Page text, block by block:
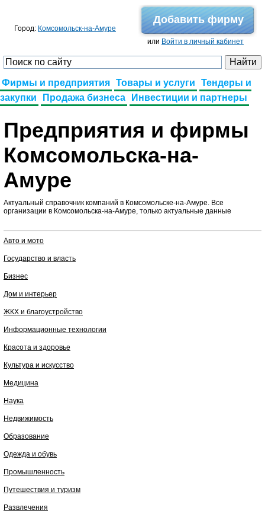
Город: Комсомольск-на-Амуре
Добавить фирму
или Войти в личный кабинет
Фирмы и предприятия Товары и услуги
Тендеры и
закупки
Продажа бизнеса Инвестиции и партнеры
Предприятия и фирмы
Комсомольска-на-
Амуре
Актуальный справочник компаний в Комсомольске-на-Амуре. Все
организации в Комсомольска-на-Амуре, только актуальные данные
Авто и мото
Государство и власть
Бизнес
Дом и интерьер
ЖКХ и благоустройство
Информационные технологии
Красота и здоровье
Культура и искусство
Медицина
Наука
Недвижимость
Образование
Одежда и обувь
Промышленность
Путешествия и туризм
Развлечения